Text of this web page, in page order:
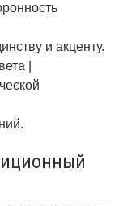
и акценту.
|